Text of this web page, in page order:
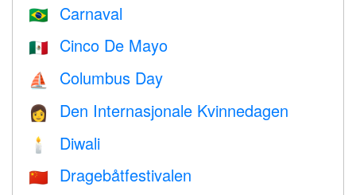
🇧🇷 Carnaval
🇲🇽 Cinco De Mayo
⛵️ Columbus Day
👩 Den Internasjonale Kvinnedagen
🕯 Diwali
🇨🇳 Dragebåtfestivalen